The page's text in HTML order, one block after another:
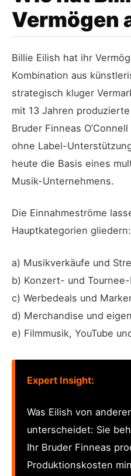
Vermögen
Billie Eilish hat ihr
Kombination aus
strategisch kluger
mit 13 Jahren
Bruder Finneas
ohne Label-
heute die Basis eines
Musik-Unternehmens.
Die Einnahmeströme
Hauptkategorien gliedern:
a) Musikverkäufe und
b) Konzert- und
c) Werbedeals und
d) Merchandise und
e) Filmmusik, YouTube
Expert Insight:
Was Eilish von
unterscheidet: Sie
Ihr Bruder Finneas
Produktionskosten